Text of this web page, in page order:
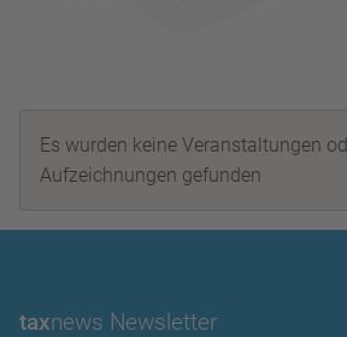
Es wurden keine Veranstaltungen
Aufzeichnungen gefunden
taxnews Newsletter